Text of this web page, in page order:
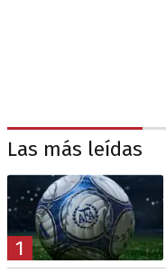
Las más leídas
1